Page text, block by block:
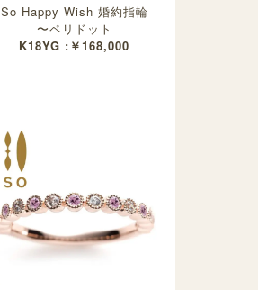
So Happy Wish 婚約指輪
〜ペリドット
K18YG :￥168,000